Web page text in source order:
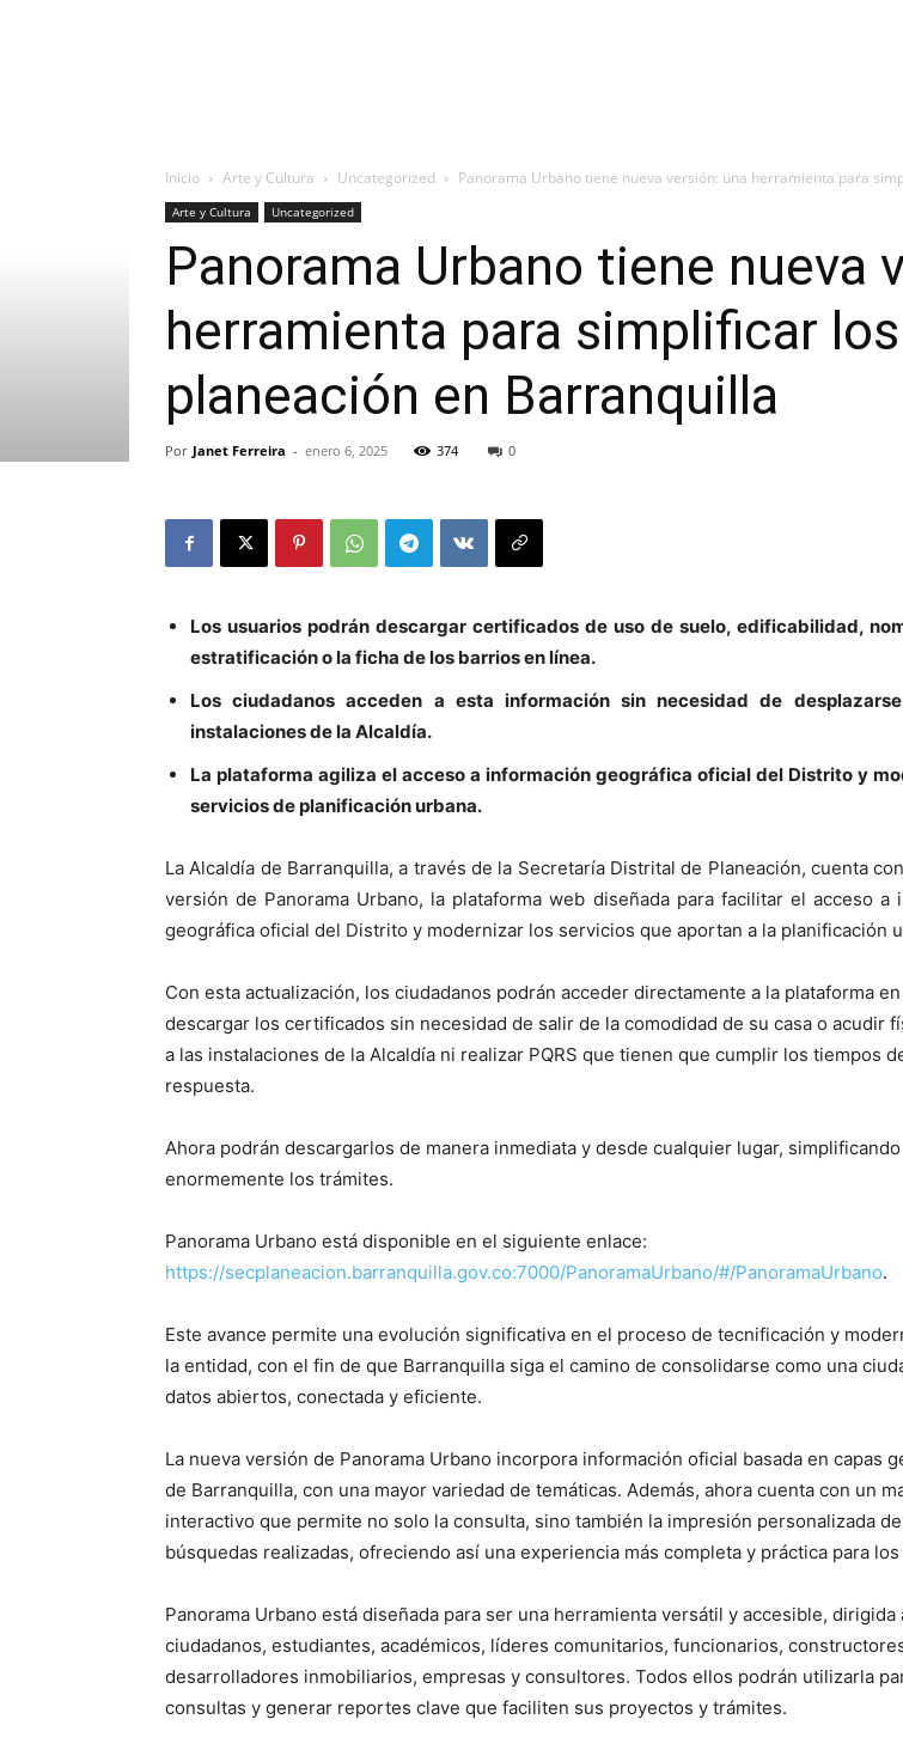
Inicio Arte y Cultura Uncategorized Panorama Urbano tiene nueva versión: una herramienta para
Arte y Cultura Uncategorized
Panorama Urbano tiene nueva
herramienta para simplificar
planeación en Barranquilla
Por Janet Ferreira - enero 6, 2025 374 0
Los usuarios podrán descargar certificados de uso de suelo, edificabilidad,
estratificación o la ficha de los barrios en línea.
Los ciudadanos acceden a esta información sin necesidad de
instalaciones de la Alcaldía.
La plataforma agiliza el acceso a información geográfica oficial del Distrito y
servicios de planificación urbana.
La Alcaldía de Barranquilla, a través de la Secretaría Distrital de Planeación, cuenta
versión de Panorama Urbano, la plataforma web diseñada para facilitar el acceso a
geográfica oficial del Distrito y modernizar los servicios que aportan a la planificación
Con esta actualización, los ciudadanos podrán acceder directamente a la plataforma
descargar los certificados sin necesidad de salir de la comodidad de su casa o acudir
a las instalaciones de la Alcaldía ni realizar PQRS que tienen que cumplir los tiempos
respuesta.
Ahora podrán descargarlos de manera inmediata y desde cualquier lugar, simplificando
enormemente los trámites.
Panorama Urbano está disponible en el siguiente enlace:
https://secplaneacion.barranquilla.gov.co:7000/PanoramaUrbano/#/PanoramaUrbano.
Este avance permite una evolución significativa en el proceso de tecnificación y
la entidad, con el fin de que Barranquilla siga el camino de consolidarse como una
datos abiertos, conectada y eficiente.
La nueva versión de Panorama Urbano incorpora información oficial basada en capas
de Barranquilla, con una mayor variedad de temáticas. Además, ahora cuenta con un
interactivo que permite no solo la consulta, sino también la impresión personalizada
búsquedas realizadas, ofreciendo así una experiencia más completa y práctica para
Panorama Urbano está diseñada para ser una herramienta versátil y accesible, dirigida
ciudadanos, estudiantes, académicos, líderes comunitarios, funcionarios,
desarrolladores inmobiliarios, empresas y consultores. Todos ellos podrán utilizarla
consultas y generar reportes clave que faciliten sus proyectos y trámites.